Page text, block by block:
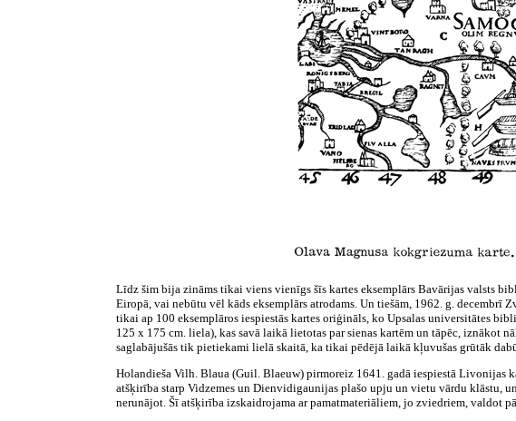
Līdz šim bija zināms tikai viens vienīgs šīs kartes eksemplārs Bavārijas valsts
Eiropā, vai nebūtu vēl kāds eksemplārs atrodams. Un tiešām, 1962. g. decembrī
tikai ap 100 eksemplāros iespiestās kartes oriģināls, ko Upsalas universitātes
125 x 175 cm. liela), kas savā laikā lietotas par sienas kartēm un tāpēc, iznākot
saglabājušās tik pietiekami lielā skaitā, ka tikai pēdējā laikā kļuvušas grūtāk
Holandieša Vilh. Blaua (Guil. Blaeuw) pirmoreiz 1641. gadā iespiestā Livonijas
atšķirība starp Vidzemes un Dienvidigaunijas plašo upju un vietu vārdu klāstu,
nerunājot. Šī atšķirība izskaidrojama ar pamatmateriāliem, jo zviedriem, valdot